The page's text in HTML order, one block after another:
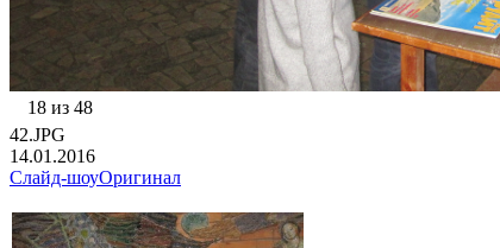
18 из 48
42.JPG
14.01.2016
Слайд-шоуОригинал